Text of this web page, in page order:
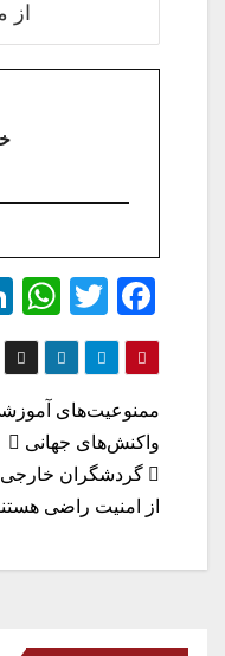
Fa
ce
bo
ok
T
wi
tte
r
pp
راهبری
نوشته
ممنوعیت‌های
واکنش‌های جهانی
گردشگران خارجی
از امنیت راضی